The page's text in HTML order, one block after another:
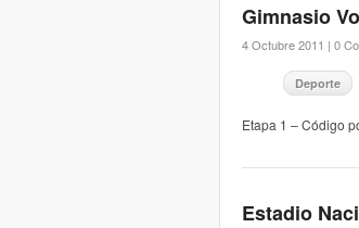
Gimnasio
4 Octubre 2011 | 0
Deporte
Etapa 1 – Código
Estadio